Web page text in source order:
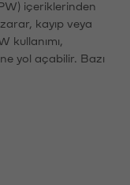
içeriklerinden
kayıp veya
kullanımı,
yol açabilir. Bazı